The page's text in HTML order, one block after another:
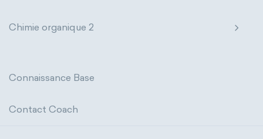
Chimie organique 2
Connaissance Base
Contact Coach